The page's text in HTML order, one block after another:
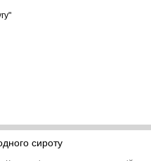
сироту